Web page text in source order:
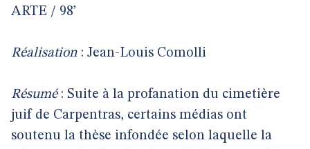
ARTE / 98’
Réalisation : Jean-Louis Comolli
Résumé: Suite à la profanation du cimetière
juif de Carpentras, certains médias ont
soutenu la thèse infondée selon laquelle la